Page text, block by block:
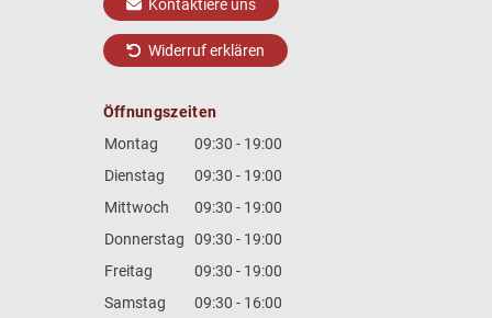
Kontaktiere uns
Widerruf erklären
Öffnungszeiten
Montag
09:30 - 19:00
Dienstag
09:30 - 19:00
Mittwoch
09:30 - 19:00
Donnerstag
09:30 - 19:00
Freitag
09:30 - 19:00
Samstag
09:30 - 16:00